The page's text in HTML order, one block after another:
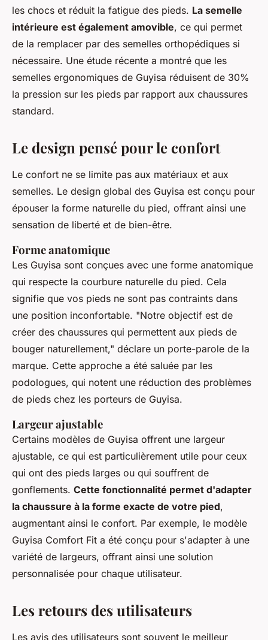
les chocs et réduit la fatigue des pieds. La semelle
intérieure est également amovible, ce qui permet
de la remplacer par des semelles orthopédiques si
nécessaire. Une étude récente a montré que les
semelles ergonomiques de Guyisa réduisent de 30%
la pression sur les pieds par rapport aux chaussures
standard.
Le design pensé pour le confort
Le confort ne se limite pas aux matériaux et aux
semelles. Le design global des Guyisa est conçu pour
épouser la forme naturelle du pied, offrant ainsi une
sensation de liberté et de bien-être.
Forme anatomique
Les Guyisa sont conçues avec une forme anatomique
qui respecte la courbure naturelle du pied. Cela
signifie que vos pieds ne sont pas contraints dans
une position inconfortable. "Notre objectif est de
créer des chaussures qui permettent aux pieds de
bouger naturellement," déclare un porte-parole de la
marque. Cette approche a été saluée par les
podologues, qui notent une réduction des problèmes
de pieds chez les porteurs de Guyisa.
Largeur ajustable
Certains modèles de Guyisa offrent une largeur
ajustable, ce qui est particulièrement utile pour ceux
qui ont des pieds larges ou qui souffrent de
gonflements. Cette fonctionnalité permet d'adapter
la chaussure à la forme exacte de votre pied,
augmentant ainsi le confort. Par exemple, le modèle
Guyisa Comfort Fit a été conçu pour s'adapter à une
variété de largeurs, offrant ainsi une solution
personnalisée pour chaque utilisateur.
Les retours des utilisateurs
Les avis des utilisateurs sont souvent le meilleur